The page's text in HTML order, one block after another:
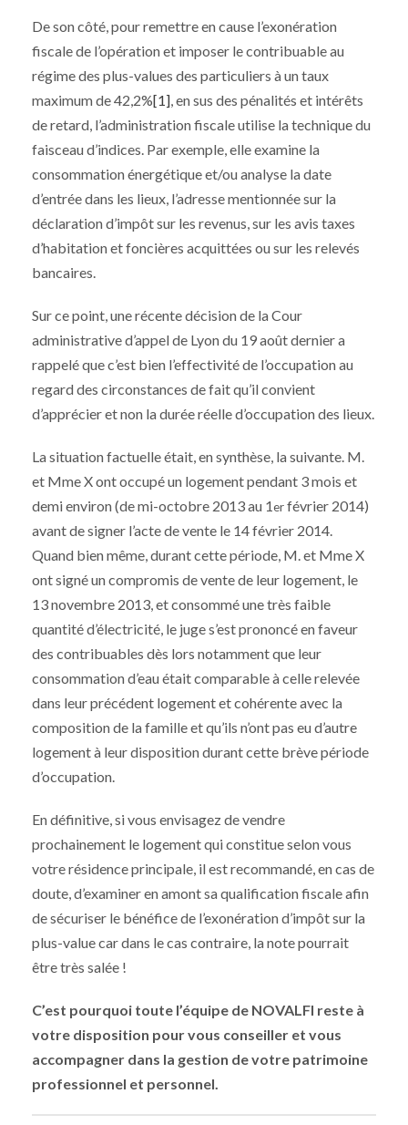
De son côté, pour remettre en cause l’exonération
fiscale de l’opération et imposer le contribuable au
régime des plus-values des particuliers à un taux
maximum de 42,2%[1], en sus des pénalités et intérêts
de retard, l’administration fiscale utilise la technique du
faisceau d’indices. Par exemple, elle examine la
consommation énergétique et/ou analyse la date
d’entrée dans les lieux, l’adresse mentionnée sur la
déclaration d’impôt sur les revenus, sur les avis taxes
d’habitation et foncières acquittées ou sur les relevés
bancaires.
Sur ce point, une récente décision de la Cour
administrative d’appel de Lyon du 19 août dernier a
rappelé que c’est bien l’effectivité de l’occupation au
regard des circonstances de fait qu’il convient
d’apprécier et non la durée réelle d’occupation des lieux.
La situation factuelle était, en synthèse, la suivante. M.
et Mme X ont occupé un logement pendant 3 mois et
demi environ (de mi-octobre 2013 au 1erfévrier 2014)
avant de signer l’acte de vente le 14 février 2014.
Quand bien même, durant cette période, M. et Mme X
ont signé un compromis de vente de leur logement, le
13 novembre 2013, et consommé une très faible
quantité d’électricité, le juge s’est prononcé en faveur
des contribuables dès lors notamment que leur
consommation d’eau était comparable à celle relevée
dans leur précédent logement et cohérente avec la
composition de la famille et qu’ils n’ont pas eu d’autre
logement à leur disposition durant cette brève période
d’occupation.
En définitive, si vous envisagez de vendre
prochainement le logement qui constitue selon vous
votre résidence principale, il est recommandé, en cas de
doute, d’examiner en amont sa qualification fiscale afin
de sécuriser le bénéfice de l’exonération d’impôt sur la
plus-value car dans le cas contraire, la note pourrait
être très salée !
C’est pourquoi toute l’équipe de NOVALFI reste à
votre disposition pour vous conseiller et vous
accompagner dans la gestion de votre patrimoine
professionnel et personnel.